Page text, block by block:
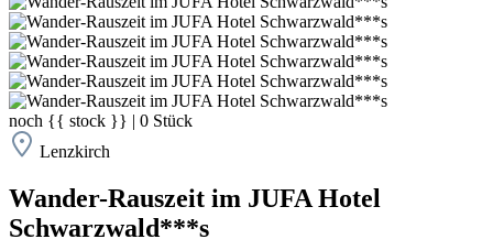
noch {{ stock }} | 0 Stück
Lenzkirch
Wander-Rauszeit im JUFA Hotel
Schwarzwald***s